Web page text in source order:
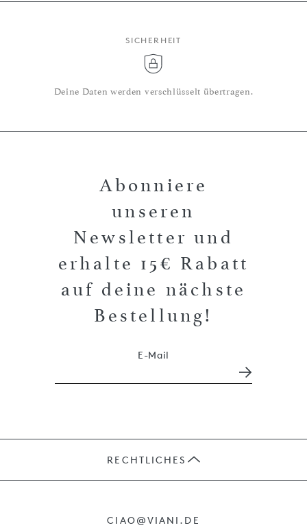
SICHERHEIT
Deine Daten werden verschlüsselt übertragen.
Abonniere
unseren
Newsletter und
erhalte 15€ Rabatt
auf deine nächste
Bestellung!
E-Mail
RECHTLICHES
CIAO@VIANI.DE